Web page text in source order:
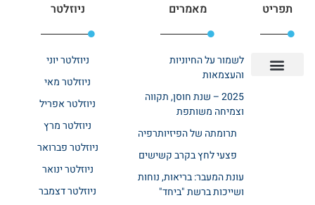
תפריט מאמרים
לשמור על החיוניות
והעצמאות
2025 – שנת חוסן, תקווה
וצמיחה משותפת
תרומתה של הפיזיותרפיה
פצעי לחץ בקרב קשישים
עונת המעבר: בריאות, נוחות
ושייכות ברשת "ביחד"
ניוזלטר
ניוזלטר יוני
ניוזלטר מאי
ניוזלטר אפריל
ניוזלטר מרץ
ניוזלטר פברואר
ניוזלטר ינואר
ניוזלטר דצמבר